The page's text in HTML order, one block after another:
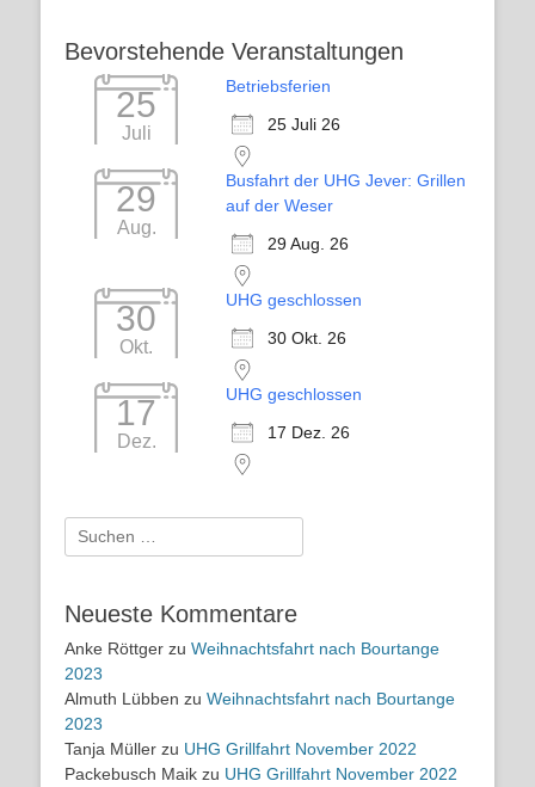
Bevorstehende Veranstaltungen
25
Juli
Betriebsferien
25 Juli 26
29
Aug.
Busfahrt der UHG Jever: Grillen
auf der Weser
29 Aug. 26
30
Okt.
UHG geschlossen
30 Okt. 26
17
Dez.
UHG geschlossen
17 Dez. 26
Suchen
nach:
Neueste Kommentare
Anke Röttger zu Weihnachtsfahrt nach Bourtange
2023
Almuth Lübben zu Weihnachtsfahrt nach Bourtange
2023
Tanja Müller zu UHG Grillfahrt November 2022
Packebusch Maik zu UHG Grillfahrt November 2022